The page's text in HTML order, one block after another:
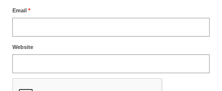
Email *
Website